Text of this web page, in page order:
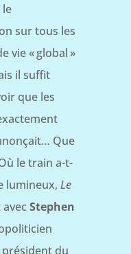
sur tous les
vie « global »
il suffit
que les
Que
le train a-t-
lumineux, Le
Stephen
président du